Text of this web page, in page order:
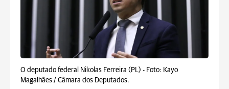
O deputado federal Nikolas Ferreira (PL) - Foto: Kayo
Magalhães / Câmara dos Deputados.